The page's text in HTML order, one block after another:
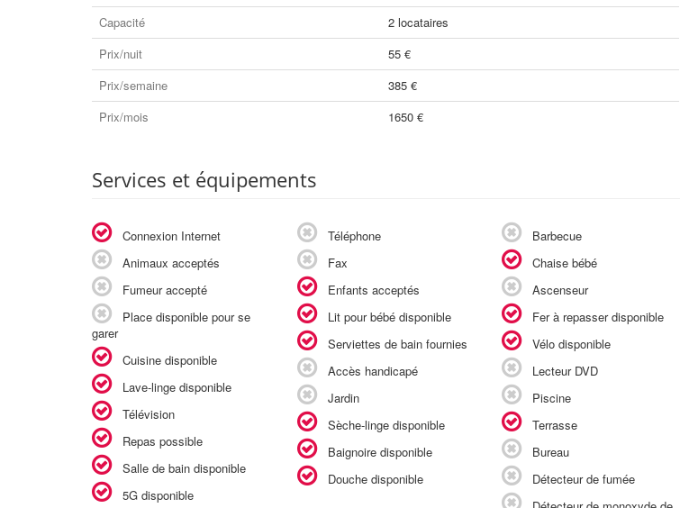
Capacité
2 locataires
Prix/nuit
55 €
Prix/semaine
385 €
Prix/mois
1650 €
Services et équipements
Connexion Internet
Animaux acceptés
Fumeur accepté
Place disponible pour se
garer
Cuisine disponible
Lave-linge disponible
Télévision
Repas possible
Salle de bain disponible
5G disponible
Téléphone
Fax
Enfants acceptés
Lit pour bébé disponible
Serviettes de bain fournies
Accès handicapé
Jardin
Sèche-linge disponible
Baignoire disponible
Douche disponible
Barbecue
Chaise bébé
Ascenseur
Fer à repasser disponible
Vélo disponible
Lecteur DVD
Piscine
Terrasse
Bureau
Détecteur de fumée